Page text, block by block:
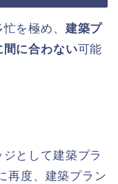
を極め、 建築プ
に合わない可能
として建築プラ
再度、建築プラン